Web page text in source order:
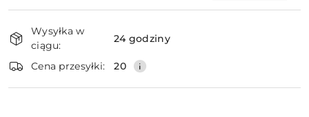
i
dostawa
Wysyłka w
ciągu:
24 godziny
Cena przesyłki: 20